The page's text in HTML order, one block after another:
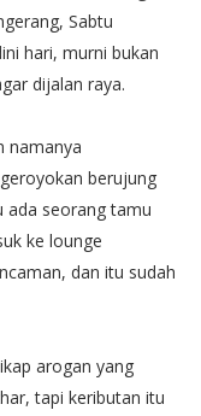
Sabtu
hari, murni bukan
dijalan raya.
namanya
berujung
ada seorang tamu
ke lounge
dan itu sudah
arogan yang
tapi keributan itu